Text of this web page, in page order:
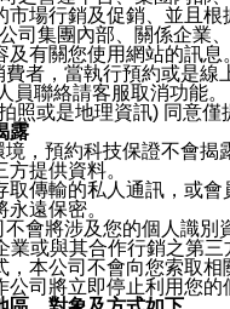
場行銷及促銷、並且
司集團內部、關係企業
有關您使用網站的訊
者，當執行預約或是
員聯絡請客服取消功能。
照或是地理資訊) 同意
露
，預約科技保證不會
提供資料。
取傳輸的私人通訊，或
遠保密。
會將涉及您的個人識別
業或與其合作行銷之第
，本公司不會向您索取
司將立即停止利用您的